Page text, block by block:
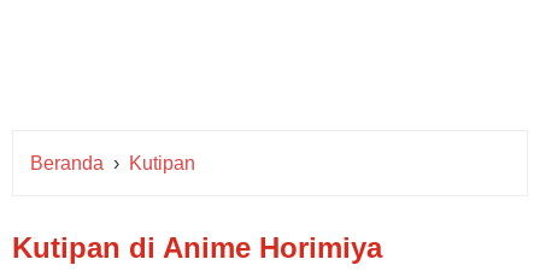
Beranda › Kutipan
Kutipan di Anime Horimiya